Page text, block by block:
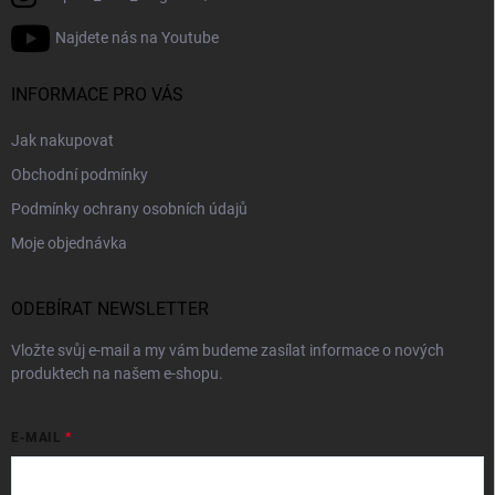
Najdete nás na Youtube
INFORMACE PRO VÁS
Jak nakupovat
Obchodní podmínky
Podmínky ochrany osobních údajů
Moje objednávka
ODEBÍRAT NEWSLETTER
Vložte svůj e-mail a my vám budeme zasílat informace o nových
produktech na našem e-shopu.
E-MAIL